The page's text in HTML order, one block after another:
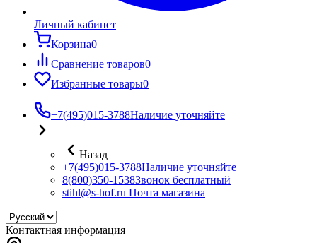
Личный кабинет
Корзина0
Сравнение товаров0
Избранные товары0
+7(495)015-3788Наличие уточняйте
Назад
+7(495)015-3788Наличие уточняйте
8(800)350-1538Звонок бесплатный
stihl@s-hof.ru Почта магазина
Контактная информация